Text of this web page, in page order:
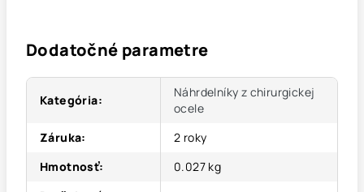
Dodatočné parametre
Kategória:
Náhrdelníky z chirurgickej
ocele
Záruka:
2 roky
Hmotnosť:
0.027 kg